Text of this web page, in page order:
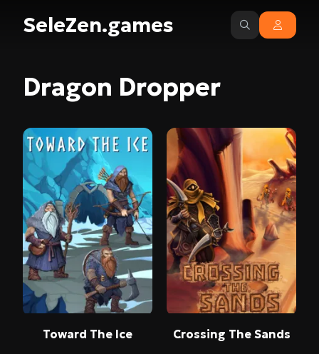
SeleZen.games
Dragon Dropper
Toward The Ice Crossing The Sands